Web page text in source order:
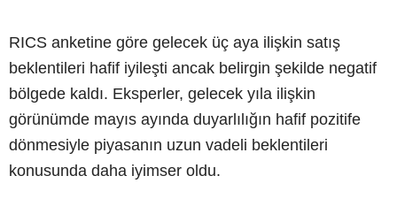
RICS anketine göre gelecek üç aya ilişkin satış
beklentileri hafif iyileşti ancak belirgin şekilde negatif
bölgede kaldı. Eksperler, gelecek yıla ilişkin
görünümde mayıs ayında duyarlılığın hafif pozitife
dönmesiyle piyasanın uzun vadeli beklentileri
konusunda daha iyimser oldu.